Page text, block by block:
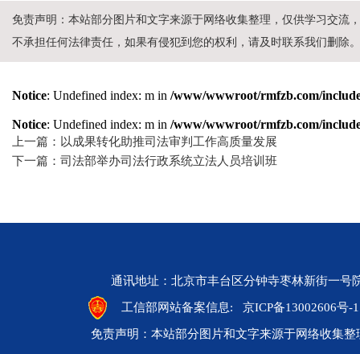
免责声明：本站部分图片和文字来源于网络收集整理，仅供学习交流
不承担任何法律责任，如果有侵犯到您的权利，请及时联系我们删除。
Notice: Undefined index: m in /www/wwwroot/rmfzb.com/
Notice: Undefined index: m in /www/wwwroot/rmfzb.com/
上一篇：以成果转化助推司法审判工作高质量发展
下一篇：司法部举办司法行政系统立法人员培训班
通讯地址：北京市丰台区分钟寺枣林新街一
工信部网站备案信息: 京ICP备13002606号-1
免责声明：本站部分图片和文字来源于网络收集